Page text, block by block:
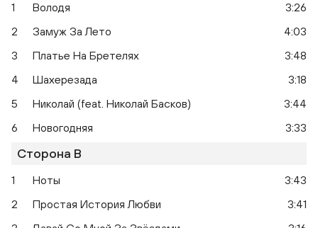
1 Володя
3:26
2
Замуж За Лето
4:03
3
Платье На Бретелях
3:48
4
Шахерезада
3:18
5
Николай (feat. Николай Басков)
3:44
6
Новогодняя 3:33
Сторона B
1 Ноты
3:43
2
Простая История Любви
3:41